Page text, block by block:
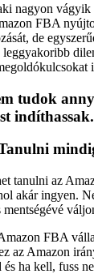
nagyon vágyik
FBA
de
leggyakoribb
tudok
indíthassak.
tanulni az
akár ingyen.
FBA
az Amazon
ha kell, fuss